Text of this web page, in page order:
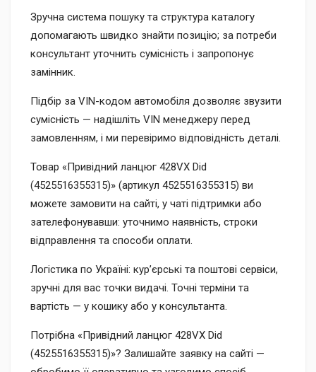
Зручна система пошуку та структура каталогу
допомагають швидко знайти позицію; за потреби
консультант уточнить сумісність і запропонує
замінник.
Підбір за VIN-кодом автомобіля дозволяє звузити
сумісність — надішліть VIN менеджеру перед
замовленням, і ми перевіримо відповідність деталі.
Товар «Привідний ланцюг 428VX Did
(4525516355315)» (артикул 4525516355315) ви
можете замовити на сайті, у чаті підтримки або
зателефонувавши: уточнимо наявність, строки
відправлення та способи оплати.
Логістика по Україні: кур’єрські та поштові сервіси,
зручні для вас точки видачі. Точні терміни та
вартість — у кошику або у консультанта.
Потрібна «Привідний ланцюг 428VX Did
(4525516355315)»? Залишайте заявку на сайті —